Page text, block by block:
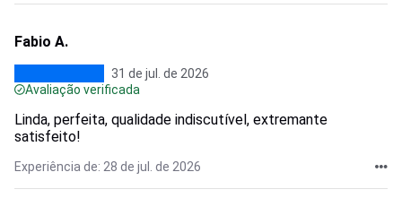
Fabio A.
31 de jul. de 2026
Avaliação verificada
Linda, perfeita, qualidade indiscutível, extremante
satisfeito!
Experiência de: 28 de jul. de 2026